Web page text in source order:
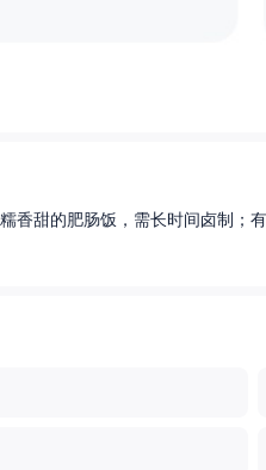
香甜的肥肠饭，需长时间卤制